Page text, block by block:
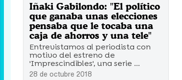
Iñaki Gabilondo: "El político
que ganaba unas elecciones
pensaba que le tocaba una
caja de ahorros y una tele"
Entrevistamos al periodista con
motivo del estreno de
'Imprescindibles', una serie ...
28 de octubre 2018